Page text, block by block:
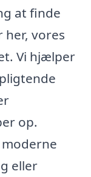
at finde
vores
Vi hjælper
op.
eller